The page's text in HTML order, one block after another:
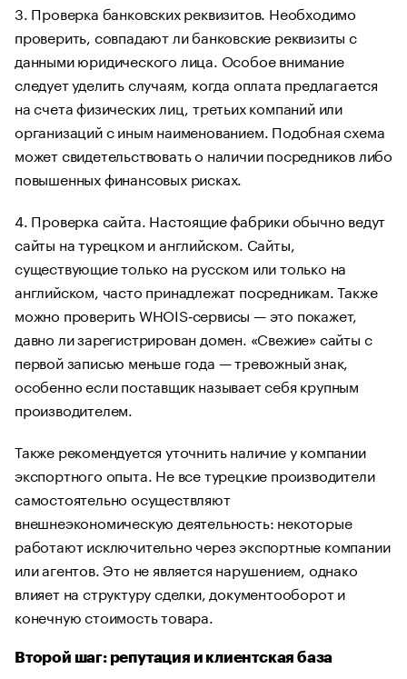
3. Проверка банковских реквизитов. Необходимо
проверить, совпадают ли банковские реквизиты с
данными юридического лица. Особое внимание
следует уделить случаям, когда оплата предлагается
на счета физических лиц, третьих компаний или
организаций с иным наименованием. Подобная схема
может свидетельствовать о наличии посредников либо
повышенных финансовых рисках.
4. Проверка сайта. Настоящие фабрики обычно ведут
сайты на турецком и английском. Сайты,
существующие только на русском или только на
английском, часто принадлежат посредникам. Также
можно проверить WHOIS‑сервисы — это покажет,
давно ли зарегистрирован домен. «Свежие» сайты с
первой записью меньше года — тревожный знак,
особенно если поставщик называет себя крупным
производителем.
Также рекомендуется уточнить наличие у компании
экспортного опыта. Не все турецкие производители
самостоятельно осуществляют
внешнеэкономическую деятельность: некоторые
работают исключительно через экспортные компании
или агентов. Это не является нарушением, однако
влияет на структуру сделки, документооборот и
конечную стоимость товара.
Второй шаг: репутация и клиентская база